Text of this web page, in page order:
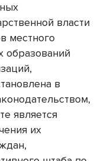
власти
местного
образований
в
является
их